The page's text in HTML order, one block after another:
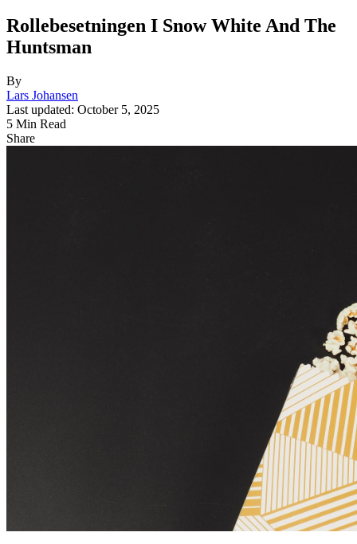
Rollebesetningen I Snow White And The
Huntsman
By
Lars Johansen
Last updated: October 5, 2025
5 Min Read
Share